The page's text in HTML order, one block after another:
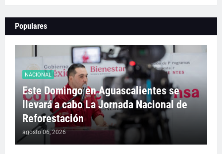
Populares
NACIONAL
Este Domingo en Aguascalientes se
llevará a cabo La Jornada Nacional de
Reforestación
agosto 06, 2026